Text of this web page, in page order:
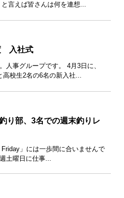
言えば皆さんは何を連想...
入社式
人事グループです。 4月3日に、
高校生2名の6名の新入社...
り部、3名での週末釣りレ
Friday」には一歩間に合いませんで
土曜日に仕事...